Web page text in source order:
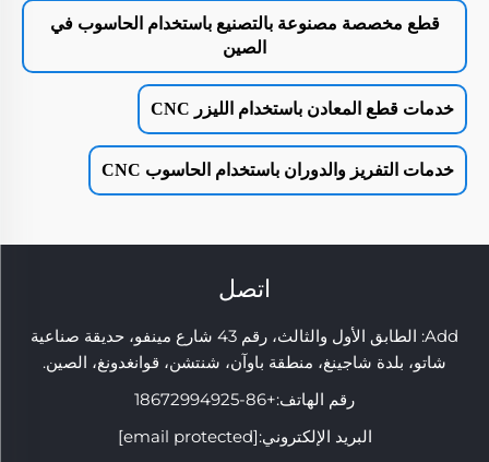
قطع مخصصة مصنوعة بالتصنيع باستخدام الحاسوب في
الصين
خدمات قطع المعادن باستخدام الليزر CNC
خدمات التفريز والدوران باستخدام الحاسوب CNC
اتصل
Add: الطابق الأول والثالث، رقم 43 شارع مينفو، حديقة صناعية
شاتو، بلدة شاجينغ، منطقة باوآن، شنتشن، قوانغدونغ، الصين.
رقم الهاتف:+86-18672994925
البريد الإلكتروني:[email protected]